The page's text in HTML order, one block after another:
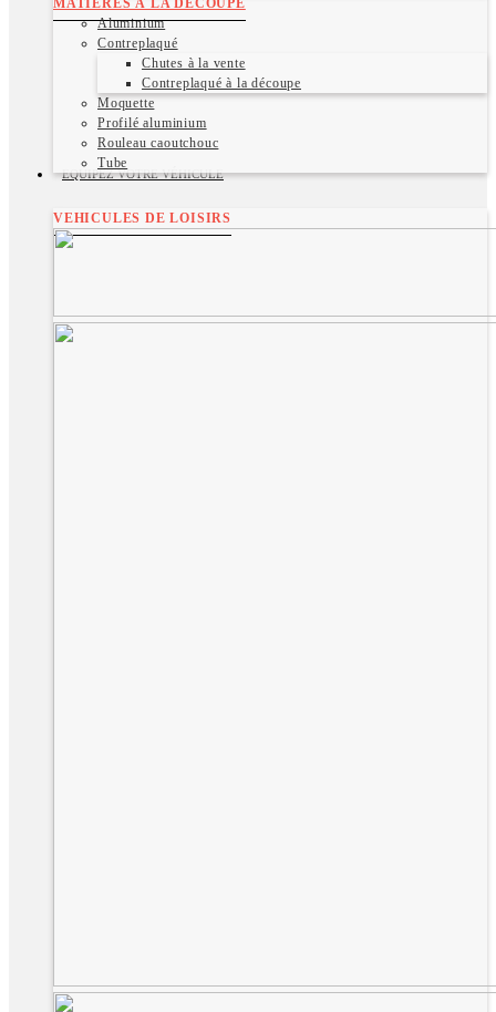
MATIÈRES À LA DÉCOUPE
Aluminium
Contreplaqué
Chutes à la vente
Contreplaqué à la découpe
Moquette
Profilé aluminium
Rouleau caoutchouc
Tube
EQUIPEZ VOTRE VÉHICULE
VEHICULES DE LOISIRS